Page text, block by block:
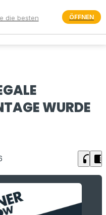
menu
C
WURDE E
headphones chrome_reader_mode
die besten
ÖFFNEN